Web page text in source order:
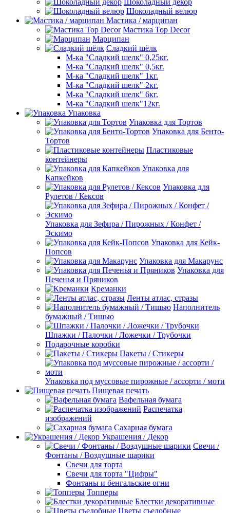
Шоколадный декор
Шоколадный велюр
Мастика / марципан
Мастика Top Decor
Марципан
Сладкий шёлк
М-ка "Сладкий шелк" 0,25кг.
М-ка "Сладкий шелк" 0,5кг.
М-ка "Сладкий шелк" 1кг.
М-ка "Сладкий шелк" 2кг.
М-ка "Сладкий шелк" 6кг.
М-ка "Сладкий шелк"12кг.
Упаковка
Упаковка для Тортов
Упаковка для Бенто-
Тортов
Пластиковые
контейнеры
Упаковка для
Капкейков
Упаковка для
Рулетов / Кексов
Упаковка для Зефира / Пирожных / Конфет /
Эскимо
Упаковка для Кейк-
Попсов
Упаковка для Макарунс
Упаковка для
Печенья и Пряников
Креманки
Ленты атлас, стразы
Наполнитель
бумажный / Тишью
Шпажки / Палочки / Ложечки / Трубочки
Подарочные коробки
Пакеты / Стикеры
Упаковка под муссовые пирожные / ассорти / моти
Пищевая печать
Вафельная бумага
Распечатка
изображений
Сахарная бумага
Украшения / Декор
Свечи /
Фонтаны / Воздушные шарики
Свечи для торта
Свечи для торта "Цифры"
Фонтаны и бенгальские огни
Топперы
Блестки декоративные
Цветы съедобные